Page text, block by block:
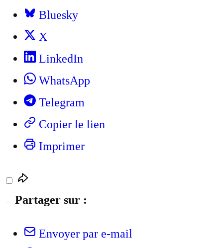
Bluesky
X
LinkedIn
WhatsApp
Telegram
Copier le lien
Imprimer
Partager sur :
Envoyer par e-mail